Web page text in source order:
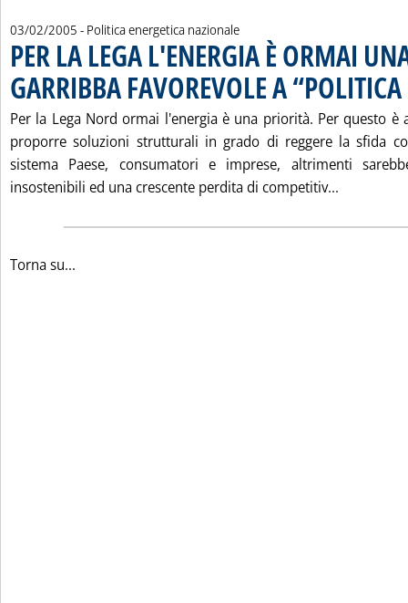
03/02/2005 - Politica energetica nazionale
PER LA LEGA L'ENERGIA È ORMAI
GARRIBBA FAVOREVOLE A
Per la Lega Nord ormai l'energia è una priorità. Per questo
proporre soluzioni strutturali in grado di reggere la sfida
sistema Paese, consumatori e imprese, altrimenti
insostenibili ed una crescente perdita di competitiv...
Torna su...